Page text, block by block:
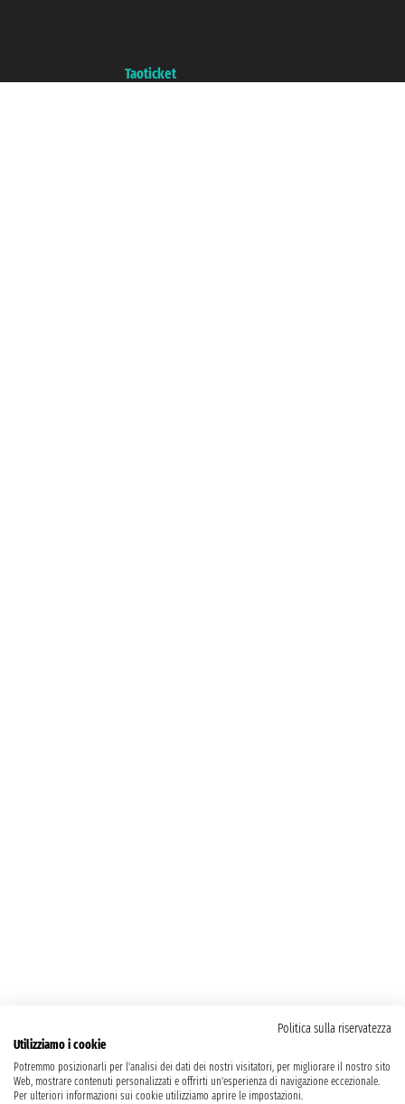
Taoticket
Politica sulla riservatezza
Utilizziamo i cookie
Potremmo posizionarli per l'analisi dei dati dei nostri visitatori, per migliorare il nostro sito
Web, mostrare contenuti personalizzati e offrirti un'esperienza di navigazione eccezionale.
Per ulteriori informazioni sui cookie utilizziamo aprire le impostazioni.